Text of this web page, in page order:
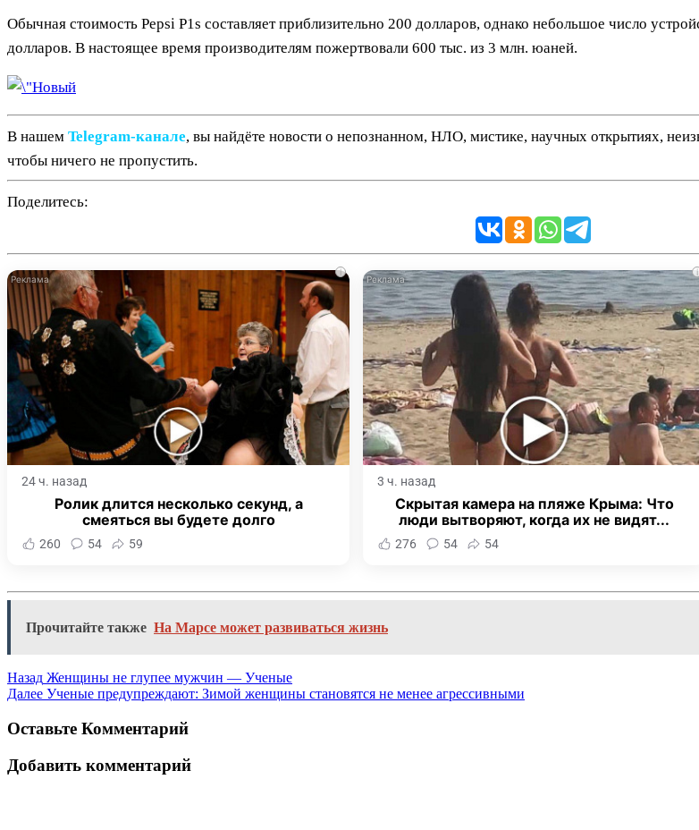
Обычная стоимость Pepsi P1s составляет приблизительно 200 долларов, однако небольшое число
долларов. В настоящее время производителям пожертвовали 600 тыс. из 3 млн. юаней.
В нашем Telegram‑канале, вы найдёте новости о непознанном, НЛО, мистике, научных открытиях,
чтобы ничего не пропустить.
Поделитесь:
i
24 ч. назад
Ролик длится несколько секунд, а
смеяться вы будете долго
260 54 59
i
3 ч. назад
Скрытая камера на пляже Крыма: Что
люди вытворяют, когда их не видят...
276 54 54
Прочитайте также На Марсе может развиваться жизнь
Назад Женщины не глупее мужчин — Ученые
Далее Ученые предупреждают: Зимой женщины становятся не менее агрессивными
Оставьте Комментарий
Добавить комментарий